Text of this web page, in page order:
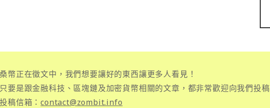
桑幣正在徵文中，我們想要讓好的東西讓更多人看見！
只要是跟金融科技、區塊鏈及加密貨幣相關的文章，都非常歡迎向我們投稿
投稿信箱：contact@zombit.info